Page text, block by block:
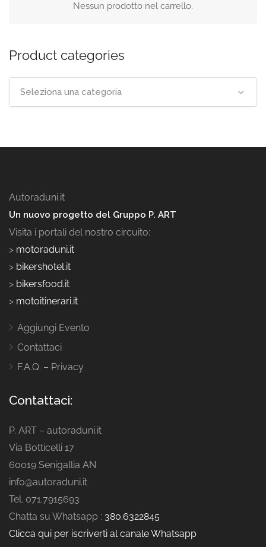
Nessun prodotto nel carrello.
Product categories
Seleziona una categoria
Autoraduni.it
Un nuovo progetto del Gruppo P. ART
Visita i portali del nostro circuito:
> motoraduni.it
> bikershotel.it
> bikersfood.it
> motoitinerari.it
Aggiungi Evento
Contattaci
F.A.Q. – Privacy
Contattaci:
P. ART – autoraduni.it
Via Botticelli 17
60019 Senigallia AN
info@autoraduni.it
Tel. 071.7915693
Chatta su Whatsapp : 380.6322845
Clicca qui per iscriverti al canale Whatsapp